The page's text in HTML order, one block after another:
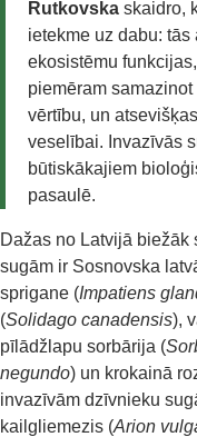
Rutkovska skaidro,
ietekme uz dabu:
ekosistēmu
piemēram
vērtību, un
veselībai. Invazīvās
būtiskākajiem
pasaulē.
Dažas no Latvijā biežāk
sugām ir Sosnovska
sprigane (Impatiens
(Solidago canadensis),
pīlādžlapu sorbārija (
negundo) un krokainā
invazīvām dzīvnieku
kailgliemezis (Arion